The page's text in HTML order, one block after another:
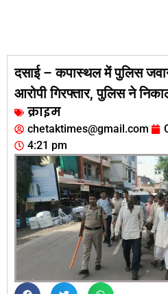
दसाई – कपास्थल में पुलिस
आरोपी गिरफ्तार, पुलिस ने
क्राइम
chetaktimes@gmail.com
4:21 pm